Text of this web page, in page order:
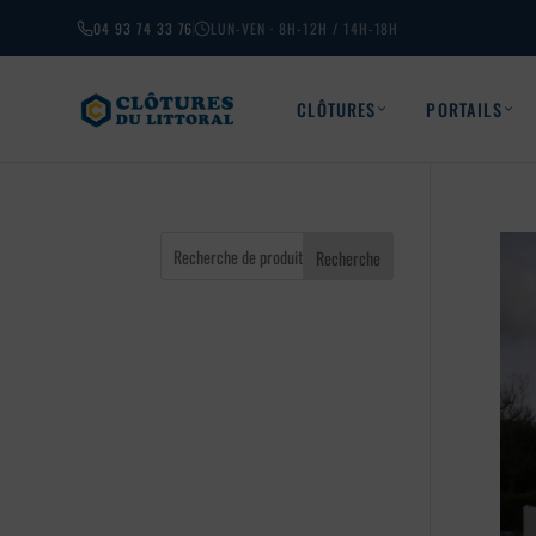
04 93 74 33 76 LUN-VEN · 8H-12H / 14H-18H
CLÔTURES PORTAILS
Recherche